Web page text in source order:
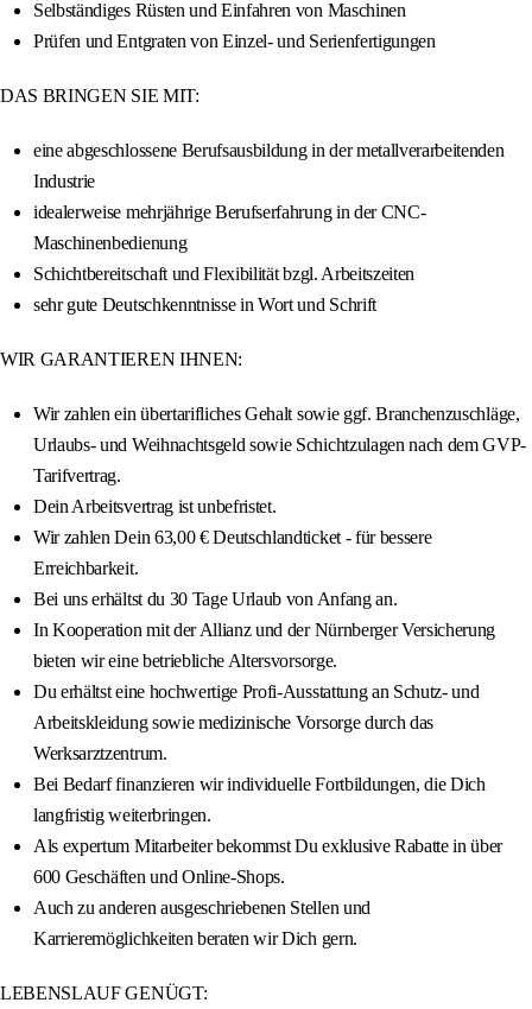
Selbständiges Rüsten und Einfahren von Maschinen
Prüfen und Entgraten von Einzel- und Serienfertigungen
DAS BRINGEN SIE MIT:
eine abgeschlossene Berufsausbildung in der metallverarbeitenden
Industrie
idealerweise mehrjährige Berufserfahrung in der CNC-
Maschinenbedienung
Schichtbereitschaft und Flexibilität bzgl. Arbeitszeiten
sehr gute Deutschkenntnisse in Wort und Schrift
WIR GARANTIEREN IHNEN:
Wir zahlen ein übertarifliches Gehalt sowie ggf. Branchenzuschläge,
Urlaubs- und Weihnachtsgeld sowie Schichtzulagen nach dem GVP-
Tarifvertrag.
Dein Arbeitsvertrag ist unbefristet.
Wir zahlen Dein 63,00 € Deutschlandticket - für bessere
Erreichbarkeit.
Bei uns erhältst du 30 Tage Urlaub von Anfang an.
In Kooperation mit der Allianz und der Nürnberger Versicherung
bieten wir eine betriebliche Altersvorsorge.
Du erhältst eine hochwertige Profi-Ausstattung an Schutz- und
Arbeitskleidung sowie medizinische Vorsorge durch das
Werksarztzentrum.
Bei Bedarf finanzieren wir individuelle Fortbildungen, die Dich
langfristig weiterbringen.
Als expertum Mitarbeiter bekommst Du exklusive Rabatte in über
600 Geschäften und Online-Shops.
Auch zu anderen ausgeschriebenen Stellen und
Karrieremöglichkeiten beraten wir Dich gern.
LEBENSLAUF GENÜGT: